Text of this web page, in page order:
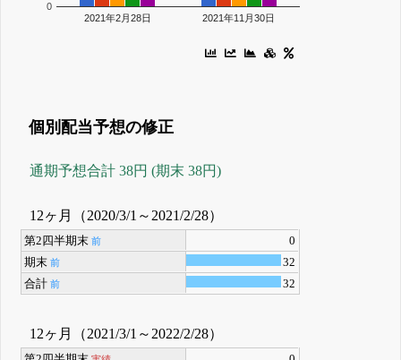
2021年2月28日 2021年11月30日
0
個別配当予想の修正
通期予想合計 38円 (期末 38円)
12ヶ月（2020/3/1～2021/2/28）
第2四半期末 前
0
期末 前
32
合計 前 32
12ヶ月（2021/3/1～2022/2/28）